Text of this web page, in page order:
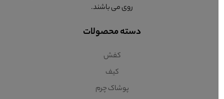
روی می باشند.
دسته محصولات
کفش
کیف
پوشاک چرم